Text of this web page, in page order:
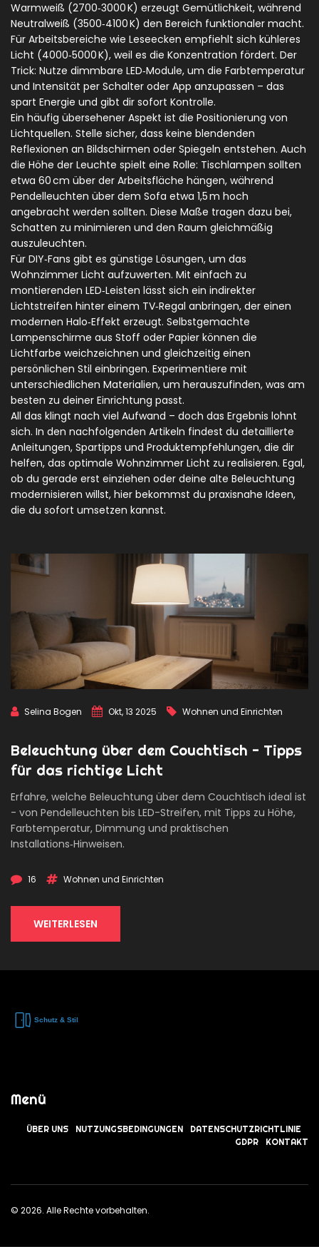
Warmweiß (2700‑3000 K) erzeugt Gemütlichkeit, während
Neutralweiß (3500‑4100 K) den Bereich funktionaler macht.
Für Arbeitsbereiche wie Leseecken empfiehlt sich kühleres
Licht (4000‑5000 K), weil es die Konzentration fördert. Der
Trick: Nutze dimmbare LED‑Module, um die Farbtemperatur
und Intensität per Schalter oder App anzupassen – das
spart Energie und gibt dir sofort Kontrolle.
Ein häufig übersehener Aspekt ist die Positionierung von
Lichtquellen. Stelle sicher, dass keine blendenden
Reflexionen an Bildschirmen oder Spiegeln entstehen. Auch
die Höhe der Leuchte spielt eine Rolle: Tischlampen sollten
etwa 60 cm über der Arbeitsfläche hängen, während
Pendelleuchten über dem Sofa etwa 1,5 m hoch
angebracht werden sollten. Diese Maße tragen dazu bei,
Schatten zu minimieren und den Raum gleichmäßig
auszuleuchten.
Für DIY‑Fans gibt es günstige Lösungen, um das
Wohnzimmer Licht aufzuwerten. Mit einfach zu
montierenden LED‑Leisten lässt sich ein indirekter
Lichtstreifen hinter einem TV‑Regal anbringen, der einen
modernen Halo‑Effekt erzeugt. Selbstgemachte
Lampenschirme aus Stoff oder Papier können die
Lichtfarbe weichzeichnen und gleichzeitig einen
persönlichen Stil einbringen. Experimentiere mit
unterschiedlichen Materialien, um herauszufinden, was am
besten zu deiner Einrichtung passt.
All das klingt nach viel Aufwand – doch das Ergebnis lohnt
sich. In den nachfolgenden Artikeln findest du detaillierte
Anleitungen, Spartipps und Produktempfehlungen, die dir
helfen, das optimale Wohnzimmer Licht zu realisieren. Egal,
ob du gerade erst einziehen oder deine alte Beleuchtung
modernisieren willst, hier bekommst du praxisnahe Ideen,
die du sofort umsetzen kannst.
Selina Bogen Okt, 13 2025 Wohnen und Einrichten
Beleuchtung über dem Couchtisch - Tipps
für das richtige Licht
Erfahre, welche Beleuchtung über dem Couchtisch ideal ist
- von Pendelleuchten bis LED-Streifen, mit Tipps zu Höhe,
Farbtemperatur, Dimmung und praktischen
Installations‑Hinweisen.
16 Wohnen und Einrichten
WEITERLESEN
Menü
ÜBER UNS NUTZUNGSBEDINGUNGEN
DATENSCHUTZRICHTLINIE
GDPR
KONTAKT
© 2026. Alle Rechte vorbehalten.